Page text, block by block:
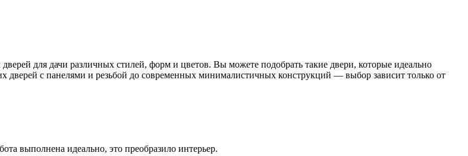
для дачи различных стилей, форм и цветов. Вы можете подобрать такие двери, которые идеально
дверей с панелями и резьбой до современных минималистичных конструкций — выбор зависит только от
выполнена идеально, это преобразило интерьер.